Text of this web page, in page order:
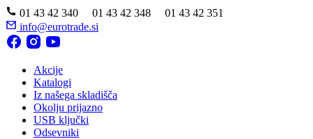
01 43 42 340 01 43 42 348 01 43 42 351
info@eurotrade.si
Akcije
Katalogi
Iz našega skladišča
Okolju prijazno
USB ključki
Odsevniki